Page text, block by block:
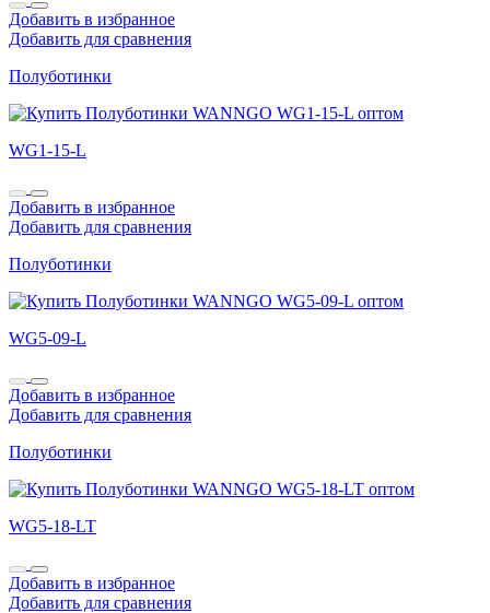
Добавить в избранное
Добавить для сравнения
Полуботинки
WG1-15-L
Добавить в избранное
Добавить для сравнения
Полуботинки
WG5-09-L
Добавить в избранное
Добавить для сравнения
Полуботинки
WG5-18-LT
Добавить в избранное
Добавить для сравнения